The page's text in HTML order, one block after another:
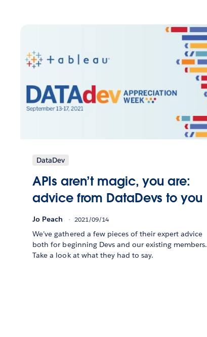
DataDev
APIs aren’t magic, you are:
advice from DataDevs to you
Jo Peach 2021/09/14
We’ve gathered a few pieces of their expert advice
both for beginning Devs and our existing members.
Take a look at what they had to say.